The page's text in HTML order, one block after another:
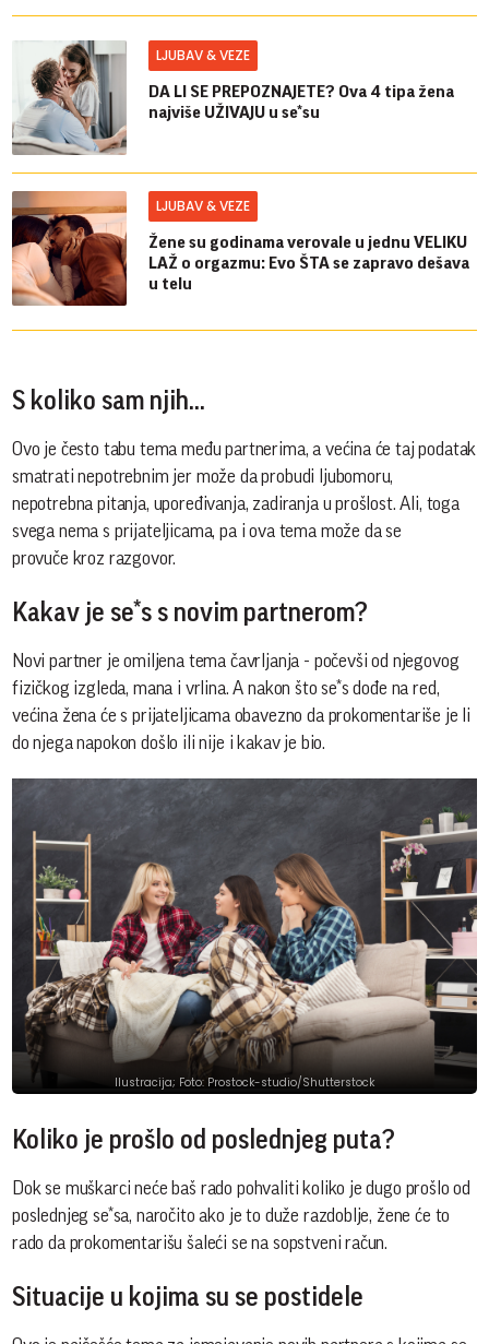
LJUBAV & VEZE
DA LI SE PREPOZNAJETE? Ova 4 tipa žena
najviše UŽIVAJU u se*su
LJUBAV & VEZE
Žene su godinama verovale u jednu VELIKU
LAŽ o orgazmu: Evo ŠTA se zapravo dešava
u telu
S koliko sam njih...
Ovo je često tabu tema među partnerima, a većina će taj podatak
smatrati nepotrebnim jer može da probudi ljubomoru,
nepotrebna pitanja, upoređivanja, zadiranja u prošlost. Ali, toga
svega nema s prijateljicama, pa i ova tema može da se
provuče kroz razgovor.
Kakav je se*s s novim partnerom?
Novi partner je omiljena tema čavrljanja - počevši od njegovog
fizičkog izgleda, mana i vrlina. A nakon što se*s dođe na red,
većina žena će s prijateljicama obavezno da prokomentariše je li
do njega napokon došlo ili nije i kakav je bio.
Ilustracija; Foto: Prostock-studio/Shutterstock
Koliko je prošlo od poslednjeg puta?
Dok se muškarci neće baš rado pohvaliti koliko je dugo prošlo od
poslednjeg se*sa, naročito ako je to duže razdoblje, žene će to
rado da prokomentarišu šaleći se na sopstveni račun.
Situacije u kojima su se postidele